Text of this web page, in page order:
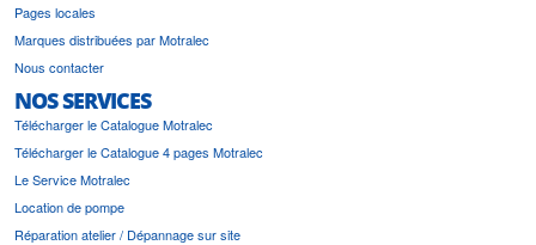
Pages locales
Marques distribuées par Motralec
Nous contacter
NOS SERVICES
Télécharger le Catalogue Motralec
Télécharger le Catalogue 4 pages Motralec
Le Service Motralec
Location de pompe
Réparation atelier / Dépannage sur site